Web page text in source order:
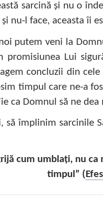
sarcină şi nu o
nu-l face, aceasta îi
putem veni la
promisiunea Lui
concluzii din
timpul care ne-a
ca Domnul să ne
să împlinim sarcinile
cum umblaţi, nu
timpul” (